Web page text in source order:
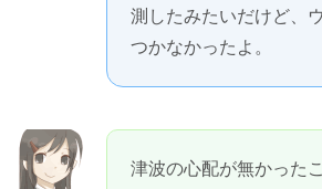
測したみたいだけど、
つかなかったよ。
津波の心配が無かった